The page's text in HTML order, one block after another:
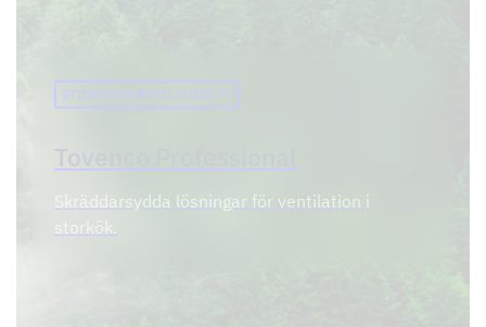
STORKÖKSVENTILATION PRO
Skräddarsydda lösningar för ventilation i
storkök.